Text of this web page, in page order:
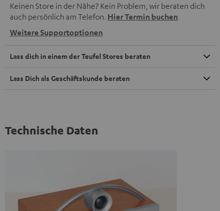
Keinen Store in der Nähe? Kein Problem, wir beraten dich
auch persönlich am Telefon. Hier Termin buchen
Weitere Supportoptionen
Lass dich in einem der Teufel Stores beraten
Lass Dich als Geschäftskunde beraten
Technische Daten